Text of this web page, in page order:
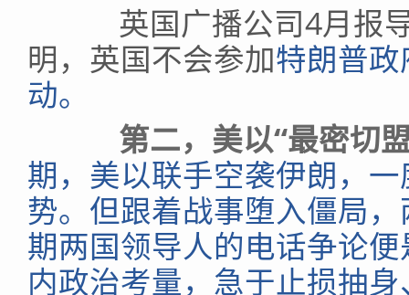
英国广播公司4月报
明，英国不会参加特朗普
动。
第二，美以“最密切
期，美以联手空袭伊朗，
势。但跟着战事堕入僵局
期两国领导人的电话争论
内政治考量，急于止损抽